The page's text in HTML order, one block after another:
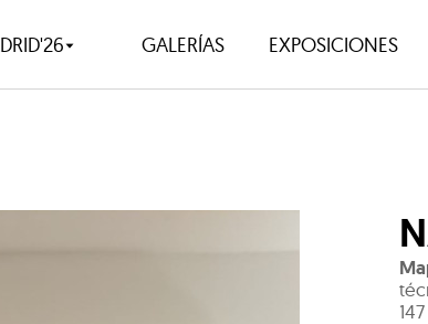
GALERÍAS EXPOSICIONES